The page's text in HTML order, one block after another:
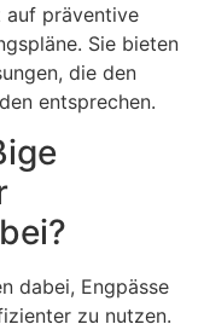
auf präventive
Sie bieten
die den
entsprechen.
dabei, Engpässe
zu nutzen.